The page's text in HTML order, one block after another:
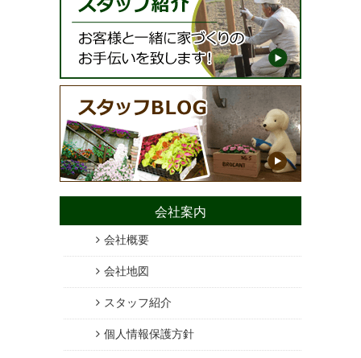
会社案内
会社概要
会社地図
スタッフ紹介
個人情報保護方針